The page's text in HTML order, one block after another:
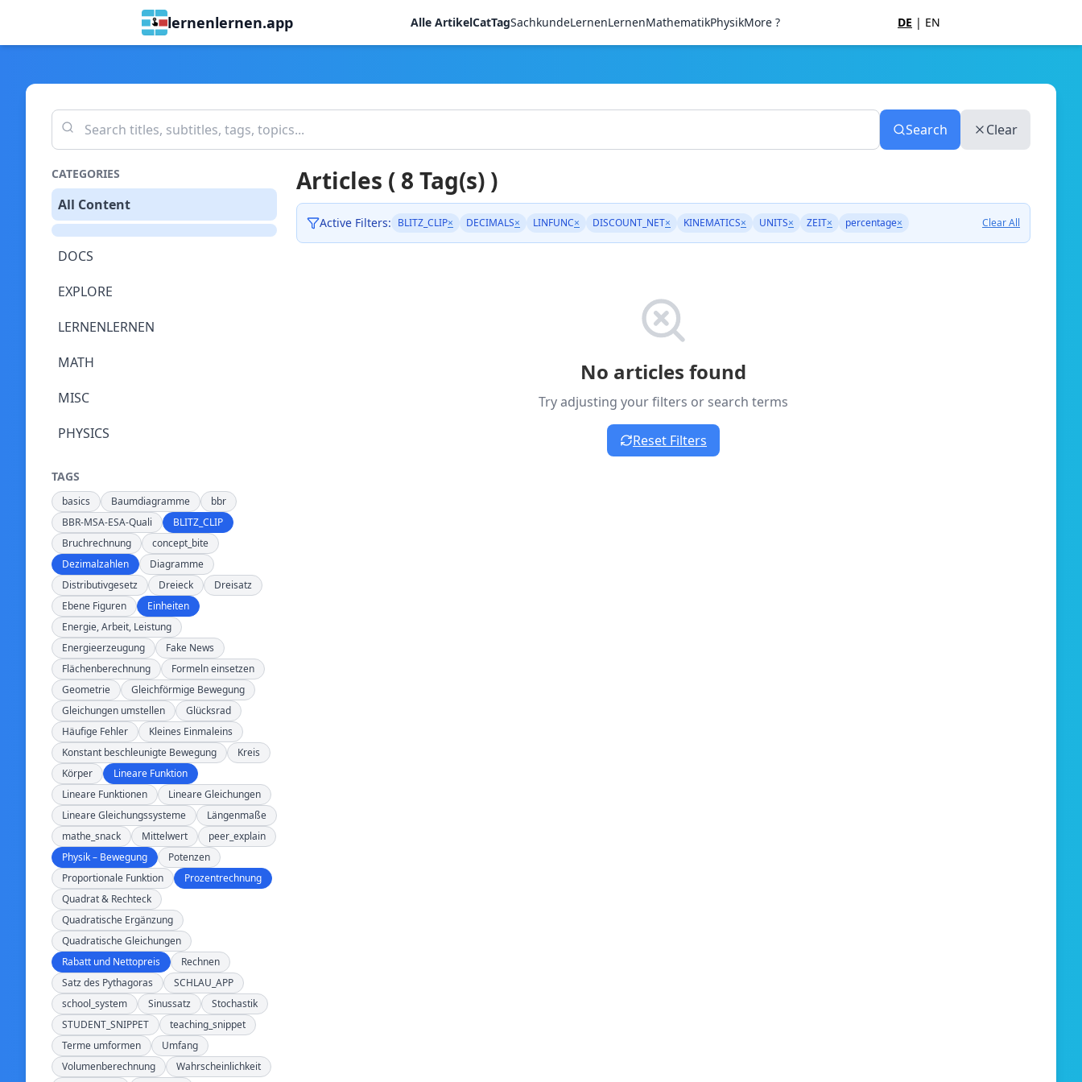
lernenlernen.app Alle ArtikelCatTagSachkundeLernenLernenMathematikPhysikMore ? DE | EN
Search Clear
CATEGORIES
All Content
DOCS
EXPLORE
LERNENLERNEN
MATH
MISC
PHYSICS
TAGS
basics Baumdiagramme
bbr
BBR-MSA-ESA-Quali
BLITZ_CLIP
Bruchrechnung
concept_bite
Dezimalzahlen
Diagramme
Distributivgesetz
Dreieck
Dreisatz
Ebene Figuren
Einheiten
Energie, Arbeit, Leistung
Energieerzeugung
Fake News
Flächenberechnung
Formeln einsetzen
Geometrie
Gleichförmige Bewegung
Gleichungen umstellen
Glücksrad
Häufige Fehler
Kleines Einmaleins
Konstant beschleunigte Bewegung
Kreis
Körper
Lineare Funktion
Lineare Funktionen
Lineare Gleichungen
Lineare Gleichungssysteme
Längenmaße
mathe_snack
Mittelwert
peer_explain
Physik – Bewegung
Potenzen
Proportionale Funktion
Prozentrechnung
Quadrat & Rechteck
Quadratische Ergänzung
Quadratische Gleichungen
Rabatt und Nettopreis
Rechnen
Satz des Pythagoras
SCHLAU_APP
school_system
Sinussatz
Stochastik
STUDENT_SNIPPET
teaching_snippet
Terme umformen
Umfang
Volumenberechnung
Wahrscheinlichkeit
Articles ( 8 Tag(s) )
Active Filters: BLITZ_CLIP× DECIMALS× LINFUNC× DISCOUNT_NET× KINEMATICS× UNITS× ZEIT× percentage× Clear All
No articles found
Try adjusting your filters or search terms
Reset Filters